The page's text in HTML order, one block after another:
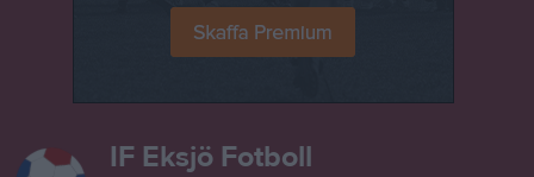
IF Eksjö Fotboll